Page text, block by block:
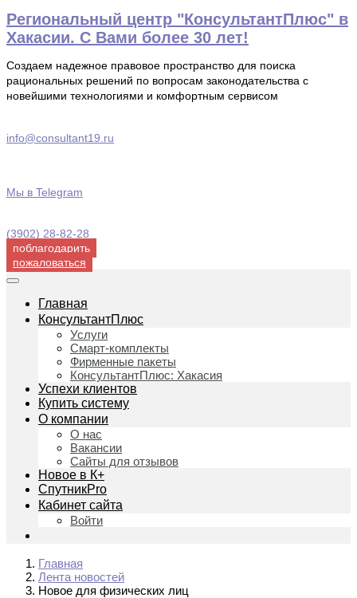
Перейти
к
содержимому
Региональный центр "КонсультантПлюс" в
Хакасии. С Вами более 30 лет!
Создаем надежное правовое пространство для поиска
рациональных решений по вопросам законодательства с
новейшими технологиями и комфортным сервисом
info@consultant19.ru
Мы в Telegram
(3902) 28-82-28
поблагодарить
пожаловаться
Главная
КонсультантПлюс
Услуги
Смарт-комплекты
Фирменные пакеты
КонсультантПлюс: Хакасия
Успехи клиентов
Купить систему
О компании
О нас
Вакансии
Сайты для отзывов
Новое в К+
СпутникPro
Кабинет сайта
Войти
Главная
Лента новостей
Новое для физических лиц